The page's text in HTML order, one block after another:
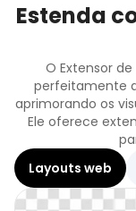
Estenda
O Extensor
perfeitamente
aprimorando os
Ele oferece
Layouts web